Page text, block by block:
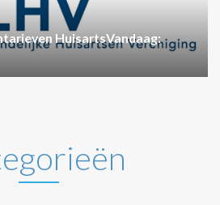
HuisartsVandaag: